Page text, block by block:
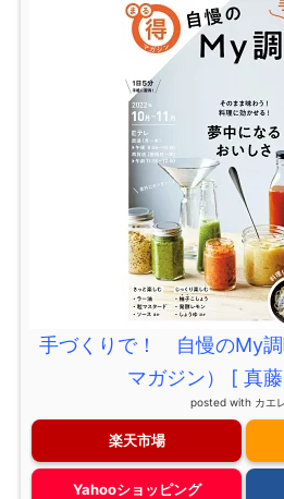
手づくりで！ 自慢のMy
マガジン） [ 真
posted with カエ
楽天市場
Yahooショッピング